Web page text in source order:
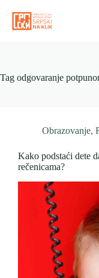
content
Tag odgovaranje
Obrazovanje,
Kako podstaći dete
rečenicama?